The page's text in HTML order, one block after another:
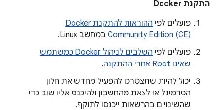
התקנת Docker
פועלים לפי
ההוראות להתקנת Docker
Community Edition (CE)‎ במחשב Linux.
פועלים לפי
השלבים לניהול Docker כמשתמש
שאינו Root אחרי ההתקנה
.
יכול להיות שתצטרכו להפעיל מחדש את חלון
הטרמינל או לצאת מהחשבון ולהיכנס אליו שוב כדי
שהשינויים בהרשאות ייכנסו לתוקף.